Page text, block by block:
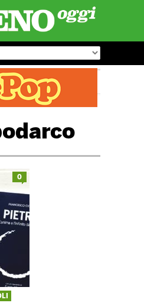
0